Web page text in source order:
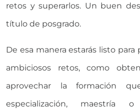
retos y superarlos. Un buen
título de posgrado.
De esa manera estarás listo
ambiciosos retos, como
aprovechar la formación
especialización, maestría